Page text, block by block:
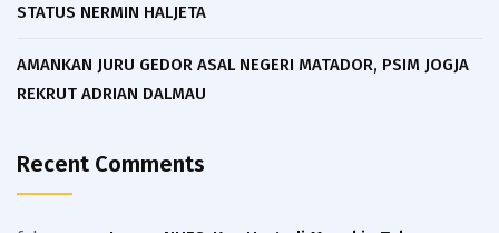
STATUS NERMIN HALJETA
AMANKAN JURU GEDOR ASAL NEGERI MATADOR, PSIM JOGJA
REKRUT ADRIAN DALMAU
Recent Comments